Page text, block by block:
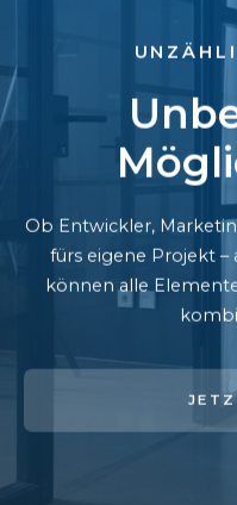
Ob Entwickler,
fürs eigene Projekt –
können alle